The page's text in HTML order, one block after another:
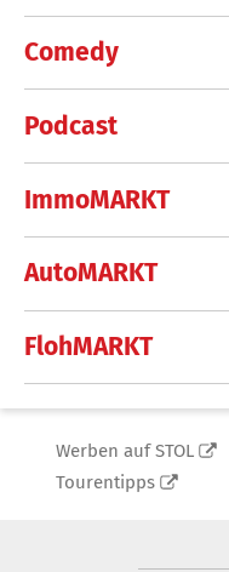
Comedy
Podcast
ImmoMARKT
AutoMARKT
FlohMARKT
Werben auf STOL
Tourentipps